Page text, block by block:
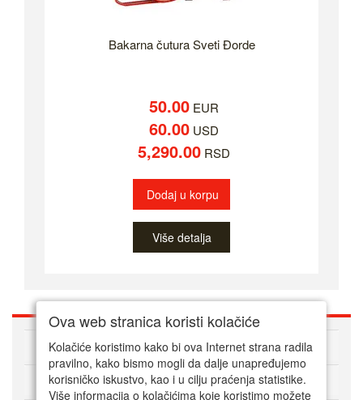
Bakarna čutura Sveti Đorde
50.00EUR
60.00USD
5,290.00RSD
Dodaj u korpu
Više detalja
O nama
Kako kupovati online
Ova web stranica koristi kolačiće
Kolačiće koristimo kako bi ova Internet strana radila
pravilno, kako bismo mogli da dalje unapređujemo
korisničko iskustvo, kao i u cilju praćenja statistike.
Više informacija o kolačićima koje koristimo možete